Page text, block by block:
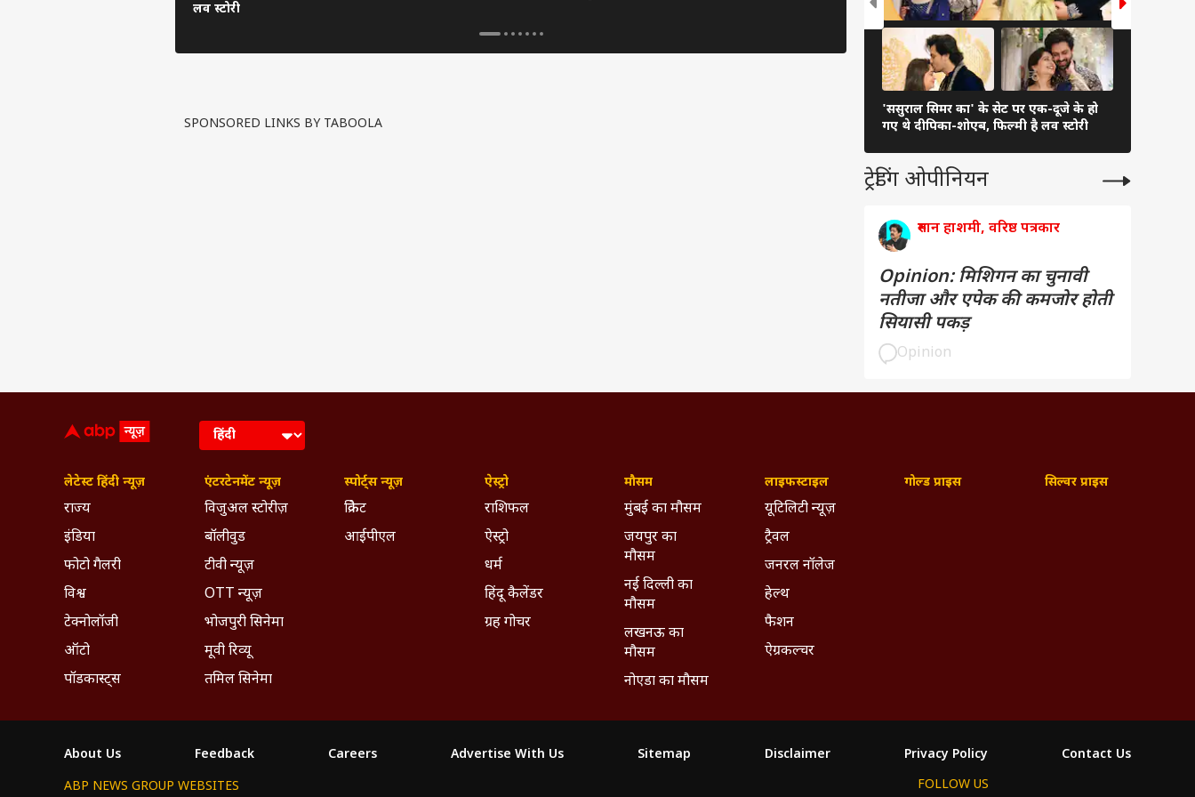
लव स्टोरी
SPONSORED LINKS BY TABOOLA
'ससुराल सिमर का' के सेट पर एक-दूजे के हो
गए थे दीपिका-शोएब, फिल्मी है लव स्टोरी
ट्रेडिंग ओपीनियन
रुमान हाशमी, वरिष्ठ पत्रकार
Opinion: मिशिगन का चुनावी
नतीजा और एपेक की कमजोर होती
सियासी पकड़
Opinion
लेटेस्ट हिंदी न्यूज़
राज्य
इंडिया
फोटो गैलरी
विश्व
टेक्नोलॉजी
ऑटो
पॉडकास्ट्स
एंटरटेनमेंट न्यूज़
विजुअल स्टोरीज़
बॉलीवुड
टीवी न्यूज़
OTT न्यूज़
भोजपुरी सिनेमा
मूवी रिव्यू
तमिल सिनेमा
स्पोर्ट्स न्यूज़
क्रिकेट
आईपीएल
ऐस्ट्रो
राशिफल
ऐस्ट्रो
धर्म
हिंदू कैलेंडर
ग्रह गोचर
मौसम
मुंबई का मौसम
जयपुर का
मौसम
नई दिल्ली का
मौसम
लखनऊ का
मौसम
नोएडा का मौसम
लाइफस्टाइल
यूटिलिटी न्यूज़
ट्रैवल
जनरल नॉलेज
हेल्थ
फैशन
ऐग्रकल्चर
गोल्ड प्राइस सिल्वर प्राइस
About Us Feedback Careers Advertise With Us Sitemap Disclaimer Privacy Policy
Contact Us
ABP NEWS GROUP WEBSITES
FOLLOW US